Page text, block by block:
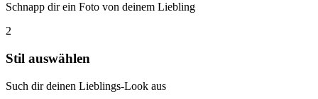
Schnapp dir ein Foto von deinem Liebling
2
Stil auswählen
Such dir deinen Lieblings-Look aus